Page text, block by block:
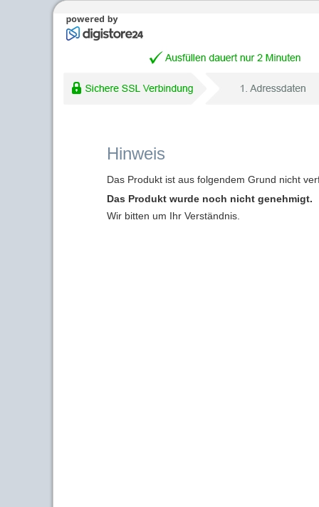
Hinweis
Das Produkt ist aus folgendem Grund nicht
Das Produkt wurde noch nicht genehmigt.
Wir bitten um Ihr Verständnis.